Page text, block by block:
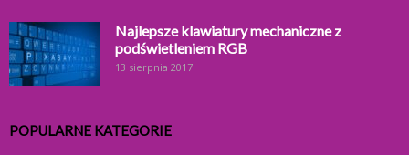
Najlepsze klawiatury mechaniczne z
podświetleniem RGB
13 sierpnia 2017
POPULARNE KATEGORIE